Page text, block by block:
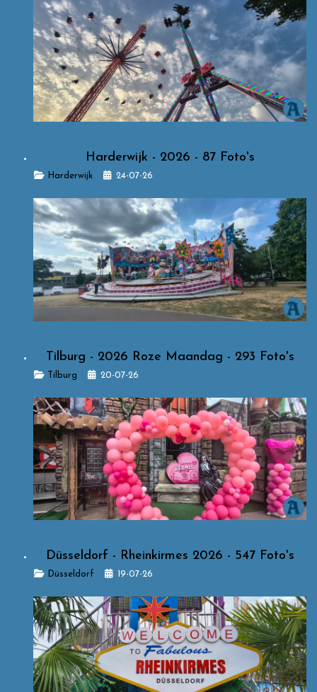
Harderwijk - 2026 - 87 Foto's
DetailsHarderwijk 24-07-26
Tilburg - 2026 Roze Maandag - 293 Foto's
Details
Tilburg 20-07-26
Düsseldorf - Rheinkirmes 2026 - 547 Foto's
DetailsDüsseldorf 19-07-26